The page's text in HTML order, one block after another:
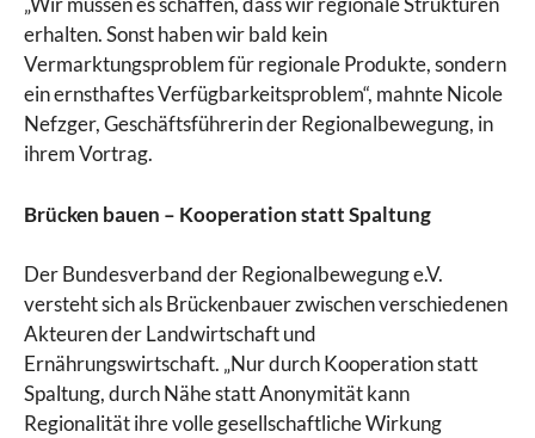
erhalten. Sonst haben wir bald kein
Vermarktungsproblem für regionale Produkte, sondern
ein ernsthaftes Verfügbarkeitsproblem“, mahnte Nicole
Nefzger, Geschäftsführerin der Regionalbewegung, in
ihrem Vortrag.
Brücken bauen – Kooperation statt Spaltung
Der Bundesverband der Regionalbewegung e.V.
versteht sich als Brückenbauer zwischen verschiedenen
Akteuren der Landwirtschaft und
Ernährungswirtschaft. „Nur durch Kooperation statt
Spaltung, durch Nähe statt Anonymität kann
Regionalität ihre volle gesellschaftliche Wirkung